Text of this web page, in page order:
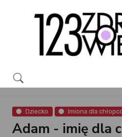
Dziecko Imiona dla
Adam - imię dla